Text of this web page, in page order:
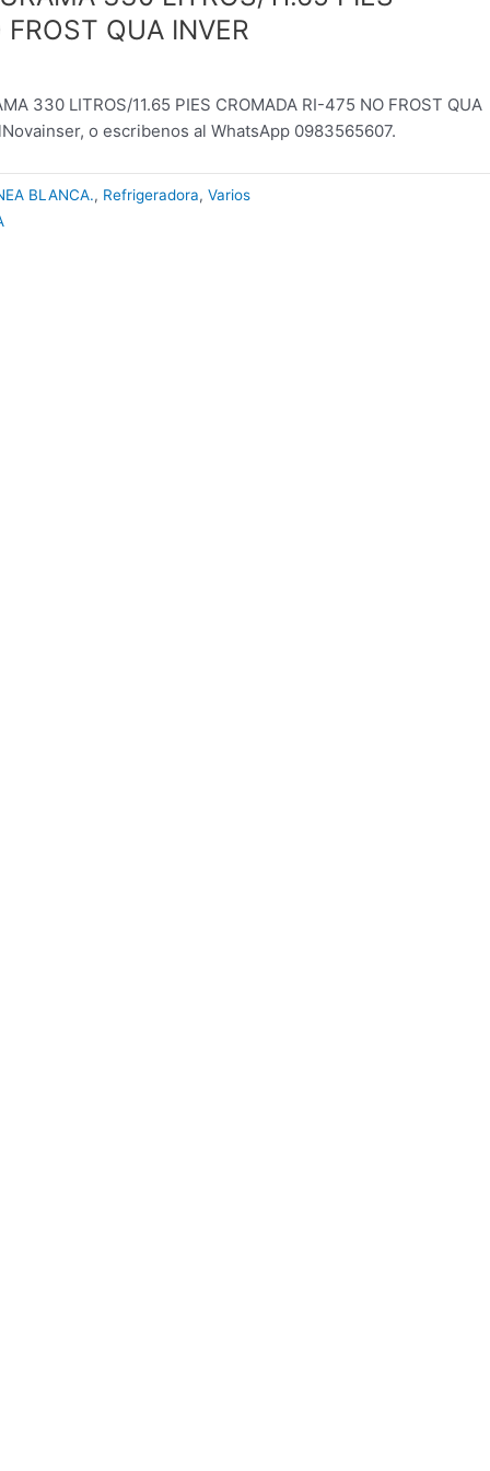
QUA INVER
330 LITROS/11.65 PIES CROMADA RI-475 NO FROST QUA
o escribenos al WhatsApp 0983565607.
BLANCA., Refrigeradora,Varios